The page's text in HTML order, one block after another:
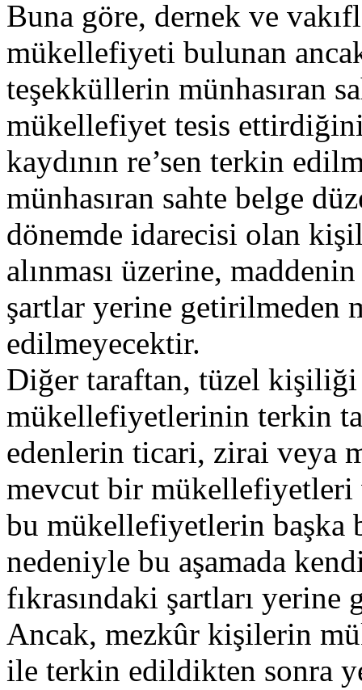
Buna göre, dernek ve
mükellefiyeti bulunan
teşekküllerin münhasıran
mükellefiyet tesis
kaydının re’sen terkin
münhasıran sahte belge
dönemde idarecisi olan
alınması üzerine,
şartlar yerine getirilmeden
edilmeyecektir.
Diğer taraftan, tüzel
mükellefiyetlerinin terkin
edenlerin ticari, zirai veya
mevcut bir
bu mükellefiyetlerin başka
nedeniyle bu aşamada
fıkrasındaki şartları
Ancak, mezkûr kişilerin
ile terkin edildikten sonra